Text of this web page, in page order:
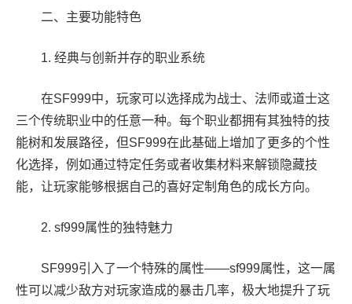
二、主要功能特色
1. 经典与创新并存的职业系统
在SF999中，玩家可以选择成为战士、法师或道士这
三个传统职业中的任意一种。每个职业都拥有其独特的技
能树和发展路径，但SF999在此基础上增加了更多的个性
化选择，例如通过特定任务或者收集材料来解锁隐藏技
能，让玩家能够根据自己的喜好定制角色的成长方向。
2. sf999属性的独特魅力
SF999引入了一个特殊的属性——sf999属性，这一属
性可以减少敌方对玩家造成的暴击几率，极大地提升了玩